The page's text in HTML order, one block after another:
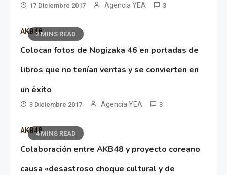
17 Diciembre 2017 Agencia YEA 3
2 MINS READ
AKB48
Colocan fotos de Nogizaka 46 en portadas de
libros que no tenían ventas y se convierten en
un éxito
3 Diciembre 2017 Agencia YEA 3
4 MINS READ
AKB48
Colaboración entre AKB48 y proyecto coreano
causa «desastroso choque cultural y de